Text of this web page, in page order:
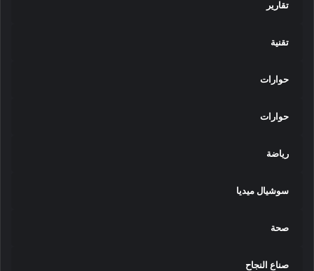
تقارير
تقنية
حوارات
حوارات
رياضة
سوشيال ميديا
صحة
صناع النجاح